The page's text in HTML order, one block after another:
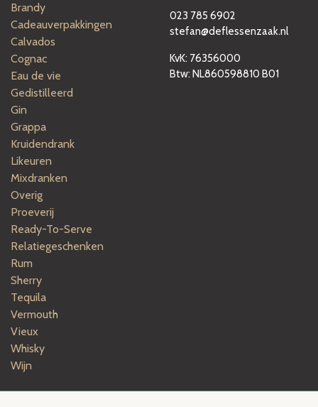
Brandy
Cadeauverpakkingen
Calvados
Cognac
Eau de vie
Gedistilleerd
Gin
Grappa
Kruidendrank
Likeuren
Mixdranken
Overig
Proeverij
Ready-To-Serve
Relatiegeschenken
Rum
Sherry
Tequila
Vermouth
Vieux
Whisky
Wijn
023 785 6902
stefan@deflessenzaak.nl
KvK: 76356000
Btw: NL860598810 B01